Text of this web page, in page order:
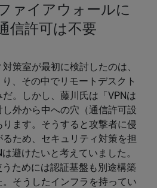
ァイアウォールに
信許可は不要
策室が最初に検討したのは、
、その中でリモートデスクト
。しかし、藤川氏は「VPNは
外から中への穴（通信許可設
ます。そうすると攻撃者に侵
ため、セキュリティ対策を担
避けたいと考えていました。
ためには認証基盤も別途構築
そうしたインフラを持ってい